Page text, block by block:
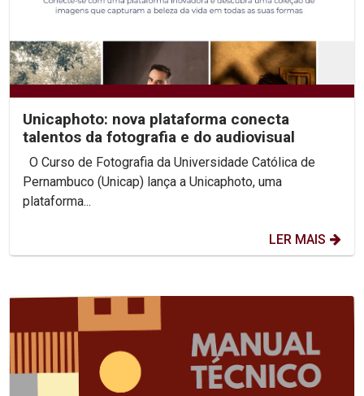
Unicaphoto: nova plataforma conecta
talentos da fotografia e do audiovisual
Pernambuco (Unicap) lança a Unicaphoto, uma
plataforma...
LER MAIS